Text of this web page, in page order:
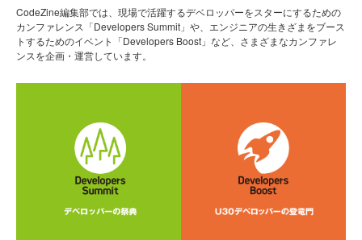
CodeZine編集部では、現場で活躍するデベロッパーをスターにするための
カンファレンス「Developers Summit」や、エンジニアの生きざまをブース
トするためのイベント「Developers Boost」など、さまざまなカンファレ
ンスを企画・運営しています。